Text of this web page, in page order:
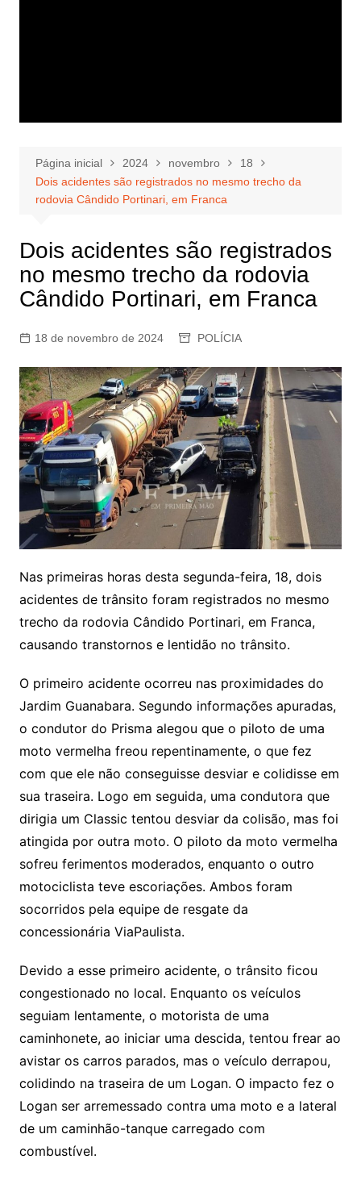
Página inicial 2024 novembro
18
Dois acidentes são registrados no mesmo trecho da
rodovia Cândido Portinari, em Franca
Dois acidentes são registrados
no mesmo trecho da rodovia
Cândido Portinari, em Franca
18 de novembro de 2024 POLÍCIA
Nas primeiras horas desta segunda-feira, 18, dois
acidentes de trânsito foram registrados no mesmo
trecho da rodovia Cândido Portinari, em Franca,
causando transtornos e lentidão no trânsito.
O primeiro acidente ocorreu nas proximidades do
Jardim Guanabara. Segundo informações apuradas,
o condutor do Prisma alegou que o piloto de uma
moto vermelha freou repentinamente, o que fez
com que ele não conseguisse desviar e colidisse em
sua traseira. Logo em seguida, uma condutora que
dirigia um Classic tentou desviar da colisão, mas foi
atingida por outra moto. O piloto da moto vermelha
sofreu ferimentos moderados, enquanto o outro
motociclista teve escoriações. Ambos foram
socorridos pela equipe de resgate da
concessionária ViaPaulista.
Devido a esse primeiro acidente, o trânsito ficou
congestionado no local. Enquanto os veículos
seguiam lentamente, o motorista de uma
caminhonete, ao iniciar uma descida, tentou frear ao
avistar os carros parados, mas o veículo derrapou,
colidindo na traseira de um Logan. O impacto fez o
Logan ser arremessado contra uma moto e a lateral
de um caminhão-tanque carregado com
combustível.